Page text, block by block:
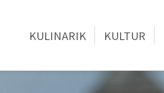
KULINARIK KULTUR